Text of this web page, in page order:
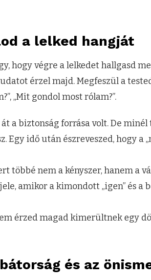
a lelked hangját
hogy végre a lelkedet hallgasd
érzel majd. Megfeszül a
„Mit gondol most rólam?”.
a biztonság forrása volt. De
Egy idő után észreveszed, hogy a
többé nem a kényszer, hanem a
amikor a kimondott „igen” és a
érzed magad kimerültnek egy
és az